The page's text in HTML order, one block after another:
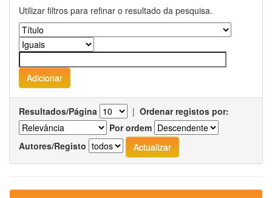
Utilizar filtros para refinar o resultado da pesquisa.
Resultados/Página | Ordenar registos por:
Por ordem
Autores/Registo